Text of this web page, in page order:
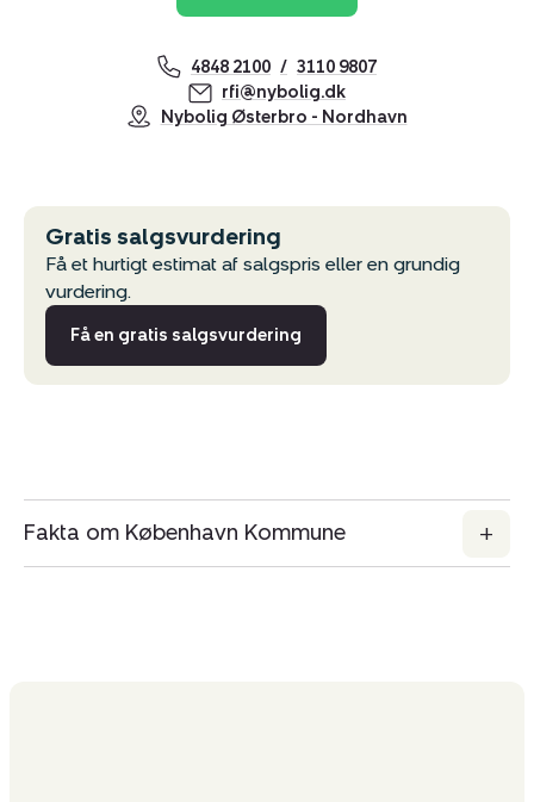
4848 2100
3110 9807
rfi@nybolig.dk
Nybolig Østerbro - Nordhavn
Gratis salgsvurdering
Få et hurtigt estimat af salgspris eller en grundig
vurdering.
Få en gratis salgsvurdering
Fakta om København Kommune
Kopier link